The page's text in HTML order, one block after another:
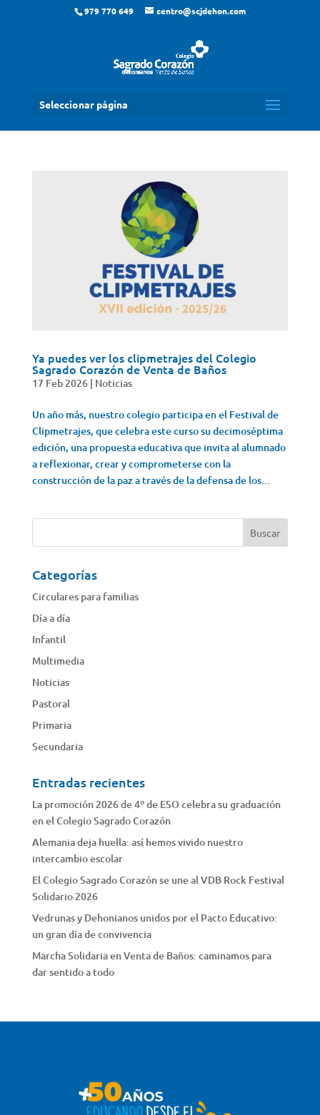
979 770 649 centro@scjdehon.com
Seleccionar página
Ya puedes ver los clipmetrajes del Colegio
Sagrado Corazón de Venta de Baños
17 Feb 2026| Noticias
Un año más, nuestro colegio participa en el Festival de
Clipmetrajes, que celebra este curso su decimoséptima
edición, una propuesta educativa que invita al alumnado
a reflexionar, crear y comprometerse con la
construcción de la paz a través de la defensa de los...
Categorías
Circulares para familias
Día a día
Infantil
Multimedia
Noticias
Pastoral
Primaria
Secundaria
Entradas recientes
La promoción 2026 de 4º de ESO celebra su graduación
en el Colegio Sagrado Corazón
Alemania deja huella: así hemos vivido nuestro
intercambio escolar
El Colegio Sagrado Corazón se une al VDB Rock Festival
Solidario 2026
Vedrunas y Dehonianos unidos por el Pacto Educativo:
un gran día de convivencia
Marcha Solidaria en Venta de Baños: caminamos para
dar sentido a todo